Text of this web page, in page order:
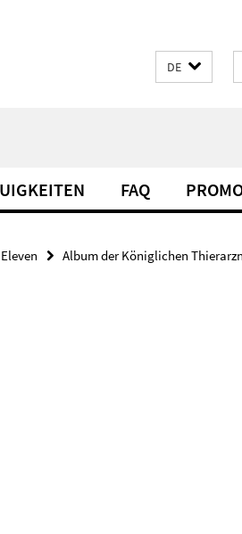
DE
FAQ
Album der Königlichen